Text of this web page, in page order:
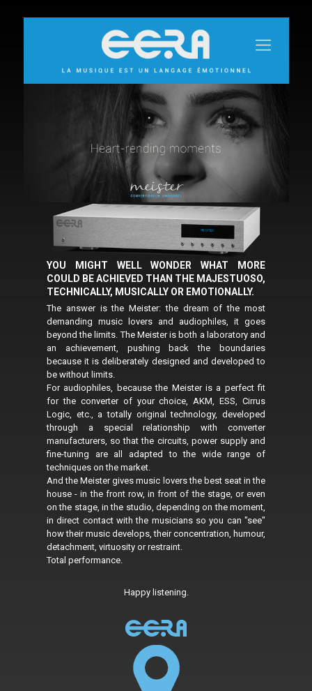
YOU MIGHT WELL WONDER WHAT MORE
COULD BE ACHIEVED THAN THE MAJESTUOSO,
TECHNICALLY, MUSICALLY OR EMOTIONALLY.
The answer is the Meister: the dream of the most
demanding music lovers and audiophiles, it goes
beyond the limits. The Meister is both a laboratory and
an achievement, pushing back the boundaries
because it is deliberately designed and developed to
be without limits.
For audiophiles, because the Meister is a perfect fit
for the converter of your choice, AKM, ESS, Cirrus
Logic, etc., a totally original technology, developed
through a special relationship with converter
manufacturers, so that the circuits, power supply and
fine-tuning are all adapted to the wide range of
techniques on the market.
And the Meister gives music lovers the best seat in the
house - in the front row, in front of the stage, or even
on the stage, in the studio, depending on the moment,
in direct contact with the musicians so you can "see"
how their music develops, their concentration, humour,
detachment, virtuosity or restraint.
Total performance.
Happy listening.